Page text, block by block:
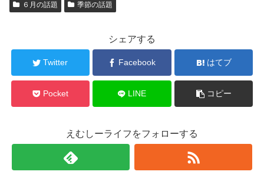
６月の話題 季節の話題
シェアする
Twitter Facebook はてブ
Pocket LINE コピー
えむしーライフをフォローする